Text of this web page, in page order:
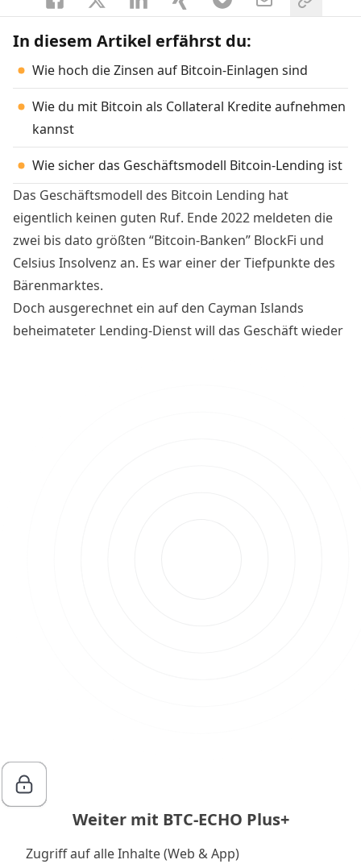
In diesem Artikel erfährst du:
Wie hoch die Zinsen auf Bitcoin-Einlagen sind
Wie du mit Bitcoin als Collateral Kredite aufnehmen
kannst
Wie sicher das Geschäftsmodell Bitcoin-Lending ist
Das Geschäftsmodell des Bitcoin Lending hat
eigentlich keinen guten Ruf. Ende 2022 meldeten die
zwei bis dato größten “Bitcoin-Banken” BlockFi und
Celsius Insolvenz an. Es war einer der Tiefpunkte des
Bärenmarktes.
Doch ausgerechnet ein auf den Cayman Islands
beheimateter Lending-Dienst will das Geschäft wieder
Weiter mit BTC-ECHO Plus+
Zugriff auf alle Inhalte (Web & App)